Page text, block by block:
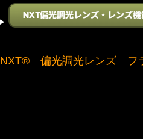
NXT® 偏光調光レンズ フ